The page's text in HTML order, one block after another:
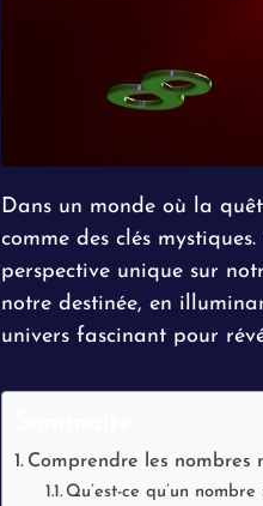
Dans un monde où la
comme des clés
perspective unique sur
notre destinée, en
univers fascinant pour
Comprendre les nombres
Qu’est-ce qu’un